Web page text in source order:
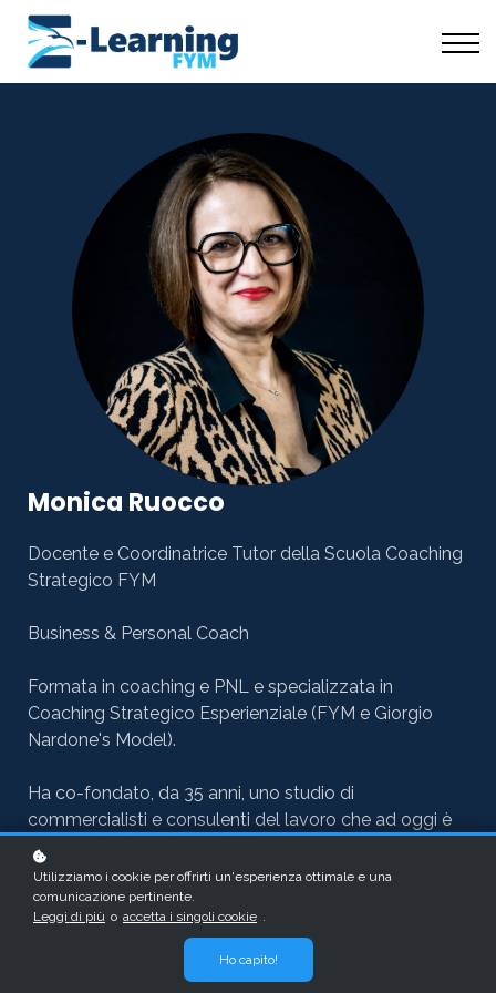
Risorse Gratuite
Chi Siamo
Monica Ruocco
Docente e Coordinatrice Tutor della Scuola Coaching
Strategico FYM
Business & Personal Coach
Formata in coaching e PNL e specializzata in
Coaching Strategico Esperienziale (FYM e Giorgio
Nardone's Model).
Ha co-fondato, da 35 anni, uno studio di
commercialisti e consulenti del lavoro che ad oggi è
composto da un team di 20 persone.
Iscritta ad EMCC (European Mentoring &amp;
Coaching Council)con qualifica Senior
(International Coaching Federation), AICP
(Associazione Italiana Coach
Utilizziamo i cookie per offrirti un'esperienza ottimale e una
comunicazione pertinente.
Leggi di più o accetta i singoli cookie .
Ho capito!